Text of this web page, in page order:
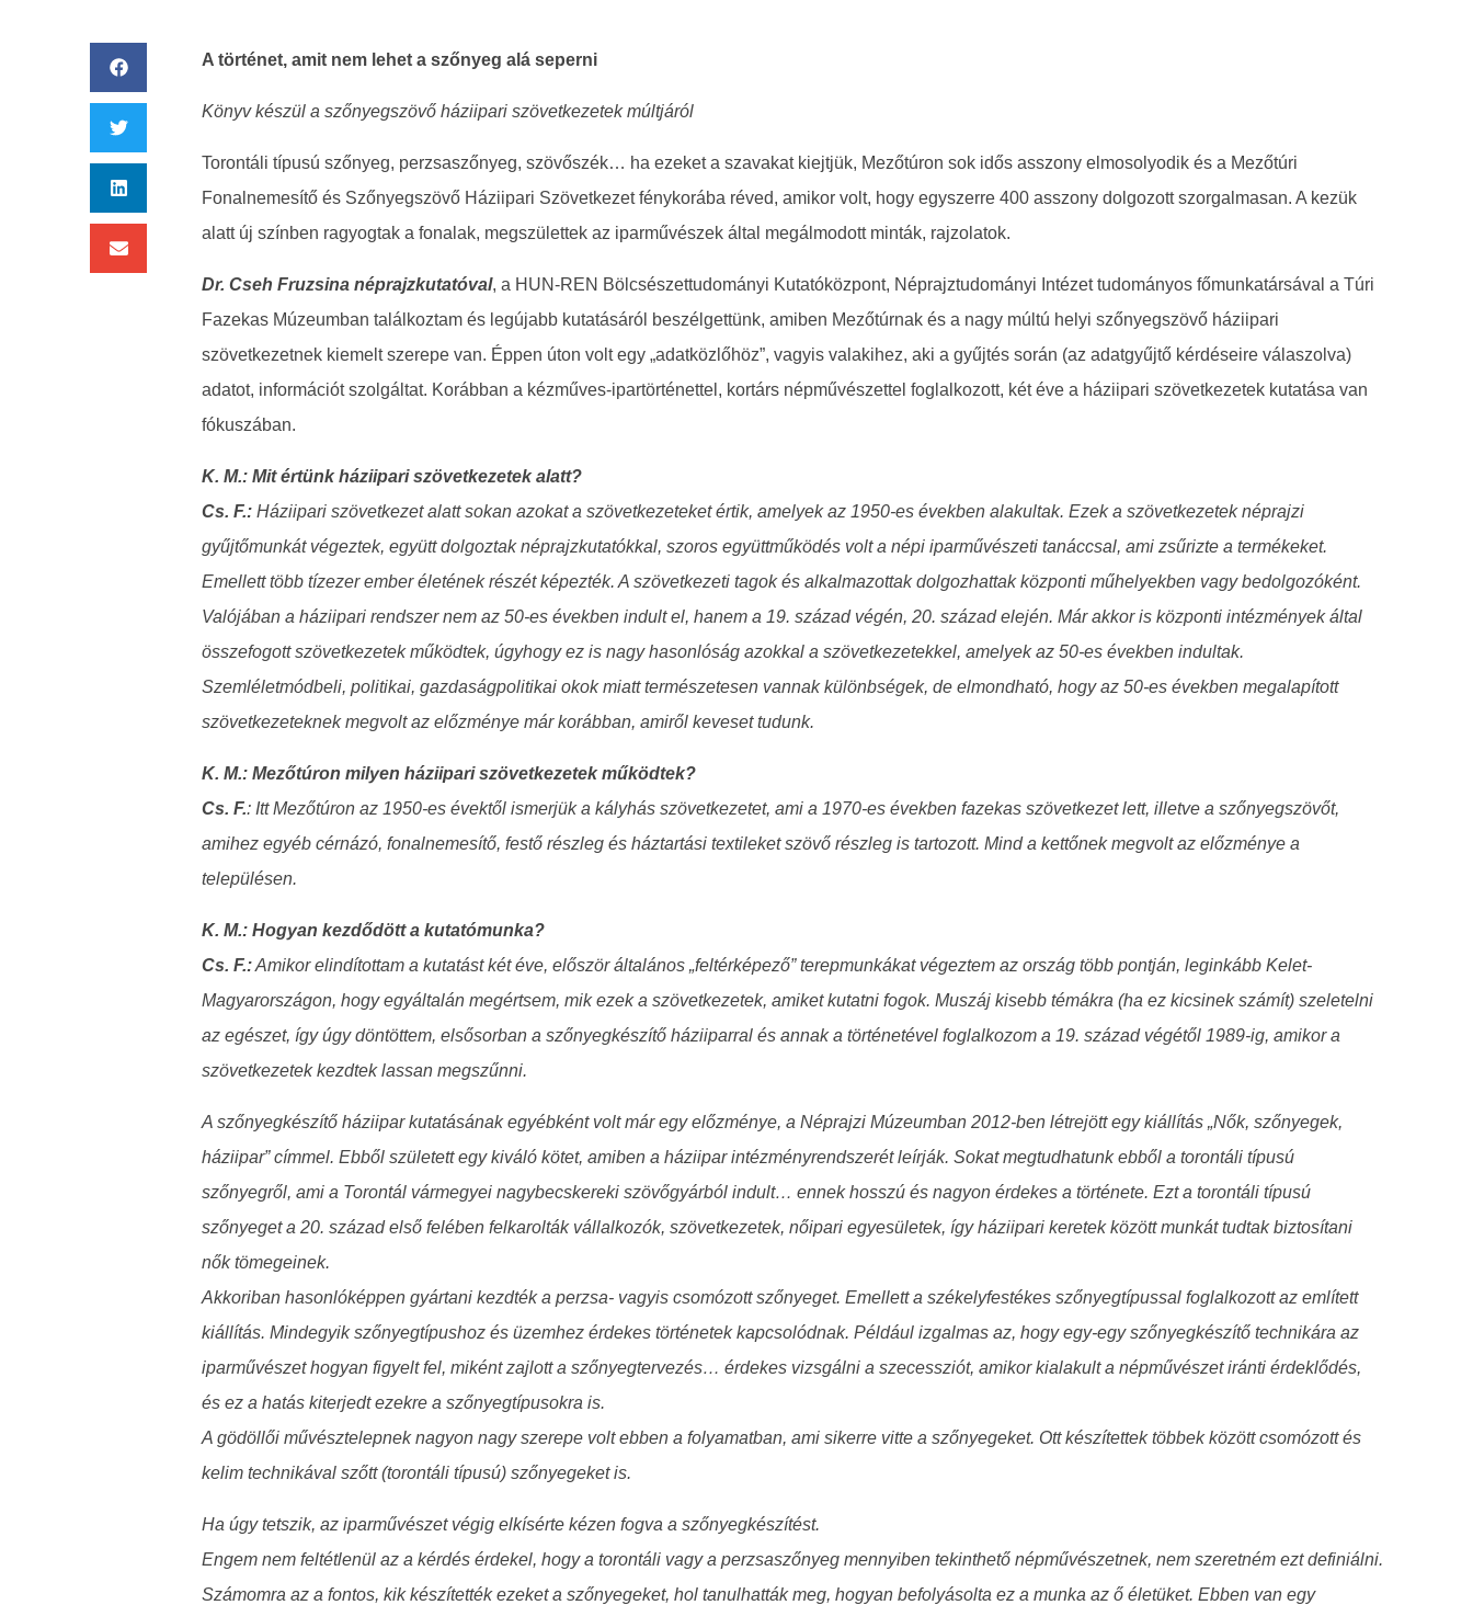
A történet, amit nem lehet a szőnyeg alá seperni
Könyv készül a szőnyegszövő háziipari szövetkezetek múltjáról
Torontáli típusú szőnyeg, perzsaszőnyeg, szövőszék… ha ezeket a szavakat kiejtjük, Mezőtúron sok idős asszony elmosolyodik és a Mezőtúri
Fonalnemesítő és Szőnyegszövő Háziipari Szövetkezet fénykorába réved, amikor volt, hogy egyszerre 400 asszony dolgozott szorgalmasan. A kezük
alatt új színben ragyogtak a fonalak, megszülettek az iparművészek által megálmodott minták, rajzolatok.
Dr. Cseh Fruzsina néprajzkutatóval, a HUN-REN Bölcsészettudományi Kutatóközpont, Néprajztudományi Intézet tudományos főmunkatársával a Túri
Fazekas Múzeumban találkoztam és legújabb kutatásáról beszélgettünk, amiben Mezőtúrnak és a nagy múltú helyi szőnyegszövő háziipari
szövetkezetnek kiemelt szerepe van. Éppen úton volt egy „adatközlőhöz”, vagyis valakihez, aki a gyűjtés során (az adatgyűjtő kérdéseire válaszolva)
adatot, információt szolgáltat. Korábban a kézműves-ipartörténettel, kortárs népművészettel foglalkozott, két éve a háziipari szövetkezetek kutatása van
fókuszában.
K. M.: Mit értünk háziipari szövetkezetek alatt?
Cs. F.: Háziipari szövetkezet alatt sokan azokat a szövetkezeteket értik, amelyek az 1950-es években alakultak. Ezek a szövetkezetek néprajzi
gyűjtőmunkát végeztek, együtt dolgoztak néprajzkutatókkal, szoros együttműködés volt a népi iparművészeti tanáccsal, ami zsűrizte a termékeket.
Emellett több tízezer ember életének részét képezték. A szövetkezeti tagok és alkalmazottak dolgozhattak központi műhelyekben vagy bedolgozóként.
Valójában a háziipari rendszer nem az 50-es években indult el, hanem a 19. század végén, 20. század elején. Már akkor is központi intézmények által
összefogott szövetkezetek működtek, úgyhogy ez is nagy hasonlóság azokkal a szövetkezetekkel, amelyek az 50-es években indultak.
Szemléletmódbeli, politikai, gazdaságpolitikai okok miatt természetesen vannak különbségek, de elmondható, hogy az 50-es években megalapított
szövetkezeteknek megvolt az előzménye már korábban, amiről keveset tudunk.
K. M.: Mezőtúron milyen háziipari szövetkezetek működtek?
Cs. F.: Itt Mezőtúron az 1950-es évektől ismerjük a kályhás szövetkezetet, ami a 1970-es években fazekas szövetkezet lett, illetve a szőnyegszövőt,
amihez egyéb cérnázó, fonalnemesítő, festő részleg és háztartási textileket szövő részleg is tartozott. Mind a kettőnek megvolt az előzménye a
településen.
K. M.: Hogyan kezdődött a kutatómunka?
Cs. F.:Amikor elindítottam a kutatást két éve, először általános „feltérképező” terepmunkákat végeztem az ország több pontján, leginkább Kelet-
Magyarországon, hogy egyáltalán megértsem, mik ezek a szövetkezetek, amiket kutatni fogok. Muszáj kisebb témákra (ha ez kicsinek számít) szeletelni
az egészet, így úgy döntöttem, elsősorban a szőnyegkészítő háziiparral és annak a történetével foglalkozom a 19. század végétől 1989-ig, amikor a
szövetkezetek kezdtek lassan megszűnni.
A szőnyegkészítő háziipar kutatásának egyébként volt már egy előzménye, a Néprajzi Múzeumban 2012-ben létrejött egy kiállítás „Nők, szőnyegek,
háziipar” címmel. Ebből született egy kiváló kötet, amiben a háziipar intézményrendszerét leírják. Sokat megtudhatunk ebből a torontáli típusú
szőnyegről, ami a Torontál vármegyei nagybecskereki szövőgyárból indult… ennek hosszú és nagyon érdekes a története. Ezt a torontáli típusú
szőnyeget a 20. század első felében felkarolták vállalkozók, szövetkezetek, nőipari egyesületek, így háziipari keretek között munkát tudtak biztosítani
nők tömegeinek.
Akkoriban hasonlóképpen gyártani kezdték a perzsa- vagyis csomózott szőnyeget. Emellett a székelyfestékes szőnyegtípussal foglalkozott az említett
kiállítás. Mindegyik szőnyegtípushoz és üzemhez érdekes történetek kapcsolódnak. Például izgalmas az, hogy egy-egy szőnyegkészítő technikára az
iparművészet hogyan figyelt fel, miként zajlott a szőnyegtervezés… érdekes vizsgálni a szecessziót, amikor kialakult a népművészet iránti érdeklődés,
és ez a hatás kiterjedt ezekre a szőnyegtípusokra is.
A gödöllői művésztelepnek nagyon nagy szerepe volt ebben a folyamatban, ami sikerre vitte a szőnyegeket. Ott készítettek többek között csomózott és
kelim technikával szőtt (torontáli típusú) szőnyegeket is.
Ha úgy tetszik, az iparművészet végig elkísérte kézen fogva a szőnyegkészítést.
Engem nem feltétlenül az a kérdés érdekel, hogy a torontáli vagy a perzsaszőnyeg mennyiben tekinthető népművészetnek, nem szeretném ezt definiálni.
Számomra az a fontos, kik készítették ezeket a szőnyegeket, hol tanulhatták meg, hogyan befolyásolta ez a munka az ő életüket. Ebben van egy